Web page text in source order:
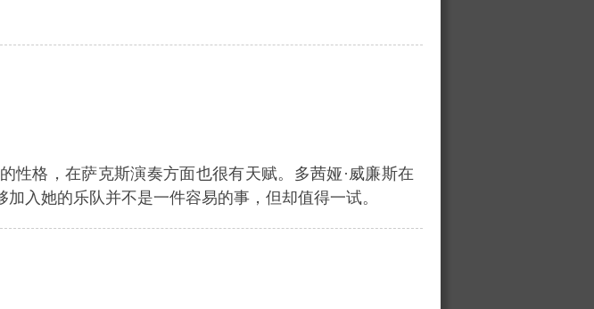
性格，在萨克斯演奏方面也很有天赋。多茜娅·威廉斯在
入她的乐队并不是一件容易的事，但却值得一试。